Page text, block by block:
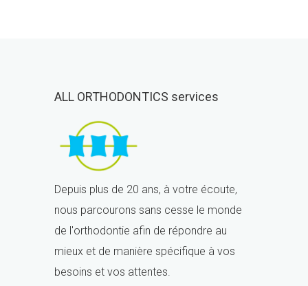
ALL ORTHODONTICS services
Depuis plus de 20 ans, à votre écoute,
nous parcourons sans cesse le monde
de l'orthodontie afin de répondre au
mieux et de manière spécifique à vos
besoins et vos attentes.